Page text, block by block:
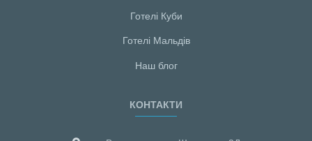
Готелі Куби
Готелі Мальдiв
Наш блог
КОНТАКТИ